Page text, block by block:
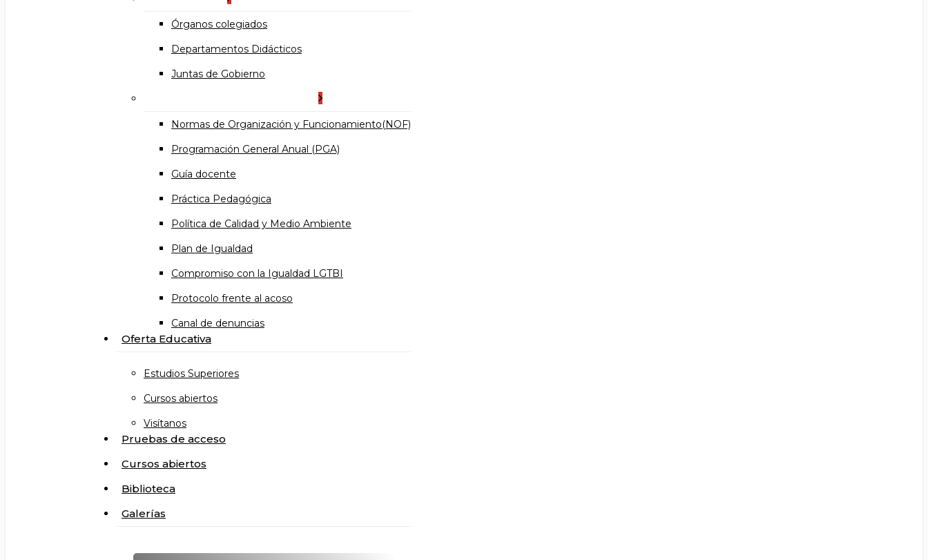
Órganos colegiados
Departamentos Didácticos
Juntas de Gobierno
Normas de Organización y Funcionamiento(NOF)
Programación General Anual (PGA)
Guía docente
Práctica Pedagógica
Política de Calidad y Medio Ambiente
Plan de Igualdad
Compromiso con la Igualdad LGTBI
Protocolo frente al acoso
Canal de denuncias
Oferta Educativa
Estudios Superiores
Cursos abiertos
Visítanos
Pruebas de acceso
Cursos abiertos
Biblioteca
Galerías